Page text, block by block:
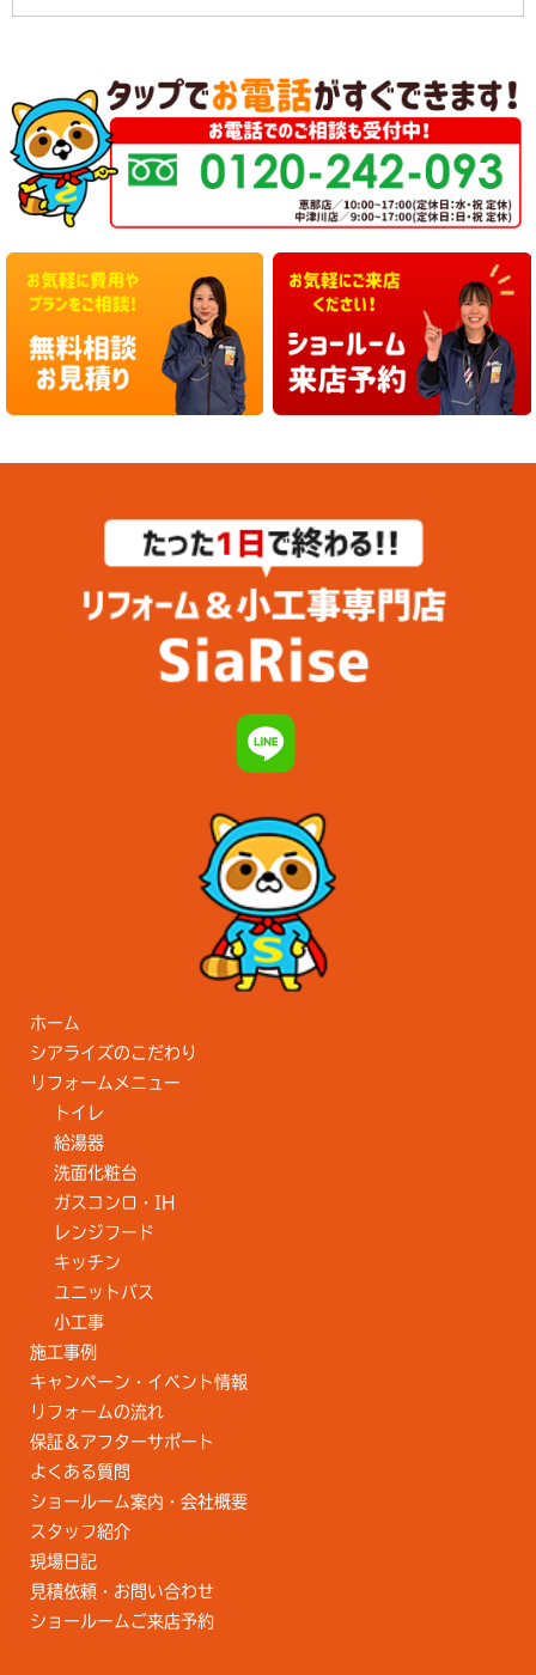
ホーム
シアライズのこだわり
リフォームメニュー
トイレ
給湯器
洗面化粧台
ガスコンロ・IH
レンジフード
キッチン
ユニットバス
小工事
施工事例
キャンペーン・イベント情報
リフォームの流れ
保証＆アフターサポート
よくある質問
ショールーム案内・会社概要
スタッフ紹介
現場日記
見積依頼・お問い合わせ
ショールームご来店予約